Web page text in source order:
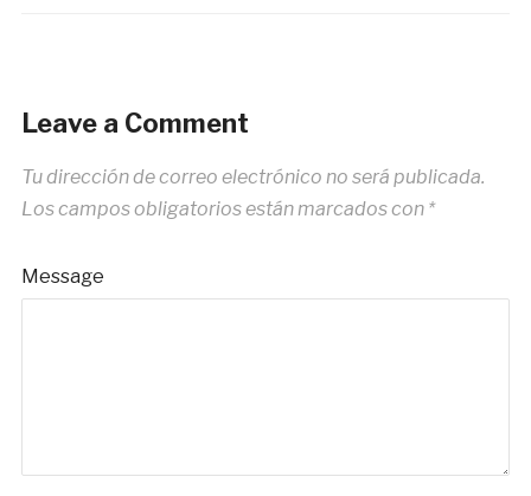
Leave a Comment
Tu dirección de correo electrónico no será publicada.
Los campos obligatorios están marcados con *
Message